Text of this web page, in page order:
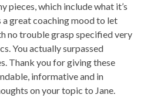
pieces, which include what it’s
a great coaching mood to let
no trouble grasp specified very
You actually surpassed
Thank you for giving these
informative and in
on your topic to Jane.